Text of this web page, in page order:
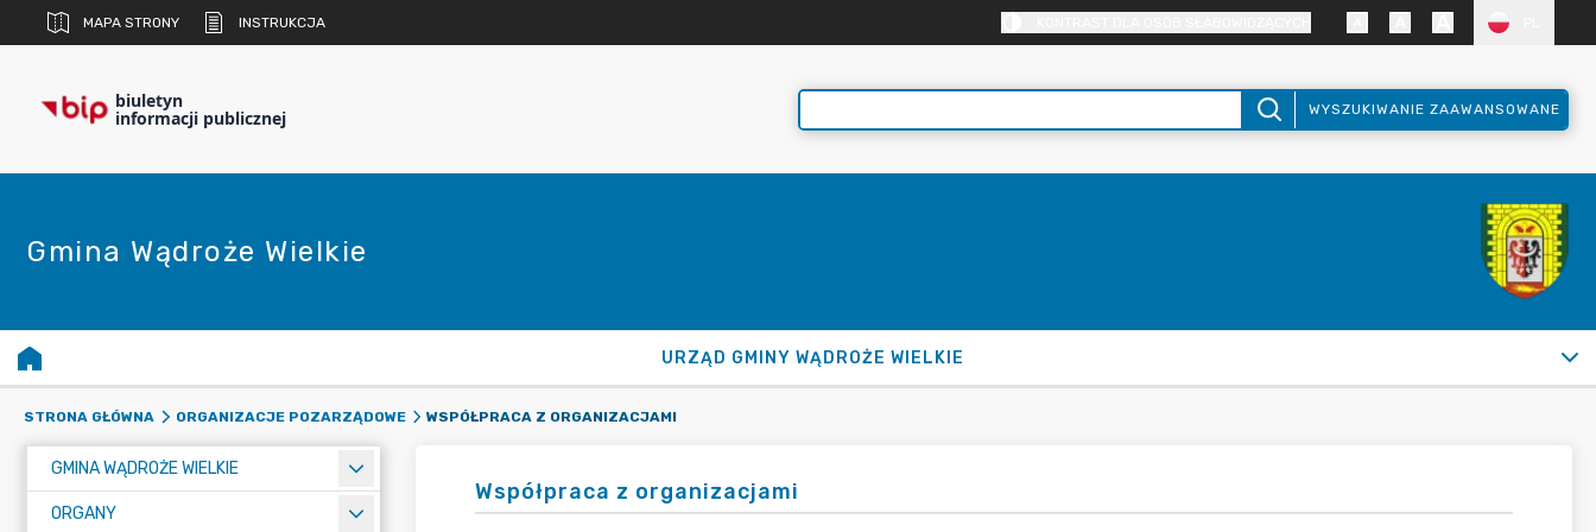
MAPA STRONY INSTRUKCJA
biuletyn
informacji publicznej WYSZUKIWANIE ZAAWANSOWANE
Gmina Wądroże Wielkie
URZĄD GMINY WĄDROŻE WIELKIE
STRONA GŁÓWNA ORGANIZACJE POZARZĄDOWE WSPÓŁPRACA Z ORGANIZACJAMI
GMINA WĄDROŻE WIELKIE
ORGANY
Współpraca z organizacjami